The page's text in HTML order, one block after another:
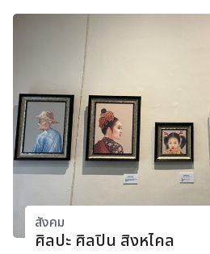
สังคม
ศิลปะ ศิลปิน สิงหไคล